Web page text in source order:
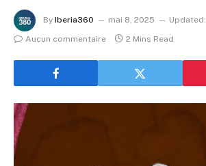
By Iberia360 mai 8, 2025 Updated:
Aucun commentaire
2 Mins Read